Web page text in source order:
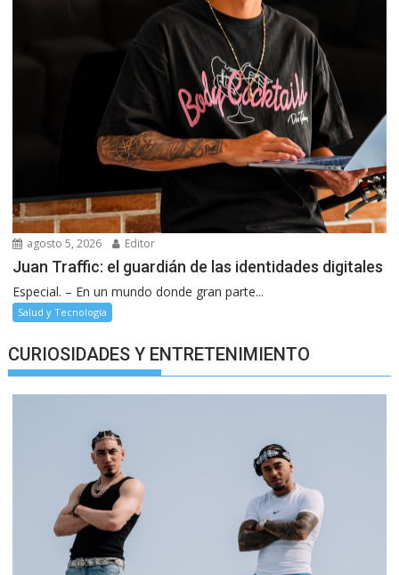
agosto 5, 2026 Editor
Juan Traffic: el guardián de las identidades digitales
Especial. – En un mundo donde gran parte...
Salud y Tecnología
CURIOSIDADES Y ENTRETENIMIENTO